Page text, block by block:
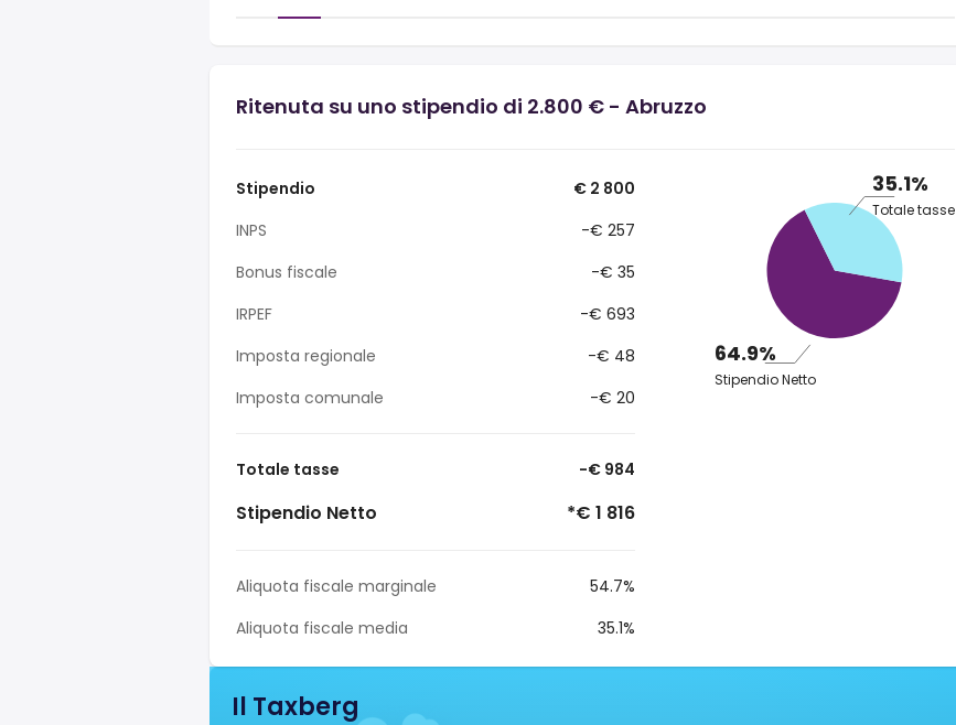
Ritenuta su uno stipendio di 2.800 € - Abruzzo
Stipendio
€ 2 800
INPS
-€ 257
Bonus fiscale
-€ 35
IRPEF
-€ 693
Imposta regionale
-€ 48
Imposta comunale
-€ 20
Totale tasse -€ 984
Stipendio Netto *€ 1 816
Aliquota fiscale marginale
54.7%
Aliquota fiscale media
35.1%
35.1%
Totale tasse
64.9%
Stipendio Netto
Il Taxberg